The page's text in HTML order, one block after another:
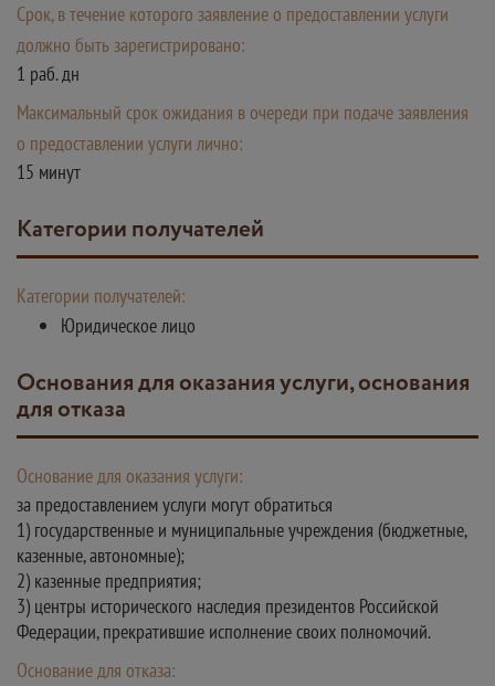
Срок, в течение которого заявление о предоставлении услуги
должно быть зарегистрировано:
1 раб. дн
Максимальный срок ожидания в очереди при подаче заявления
о предоставлении услуги лично:
15 минут
Категории получателей
Категории получателей:
Юридическое лицо
Основания для оказания услуги, основания
для отказа
Основание для оказания услуги:
за предоставлением услуги могут обратиться
1) государственные и муниципальные учреждения (бюджетные,
казенные, автономные);
2) казенные предприятия;
3) центры исторического наследия президентов Российской
Федерации, прекратившие исполнение своих полномочий.
Основание для отказа: